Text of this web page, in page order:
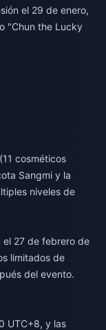
el 29 de enero,
"Chun the Lucky
cosméticos
Sangmi y la
niveles de
el 27 de febrero de
limitados de
del evento.
UTC+8, y las